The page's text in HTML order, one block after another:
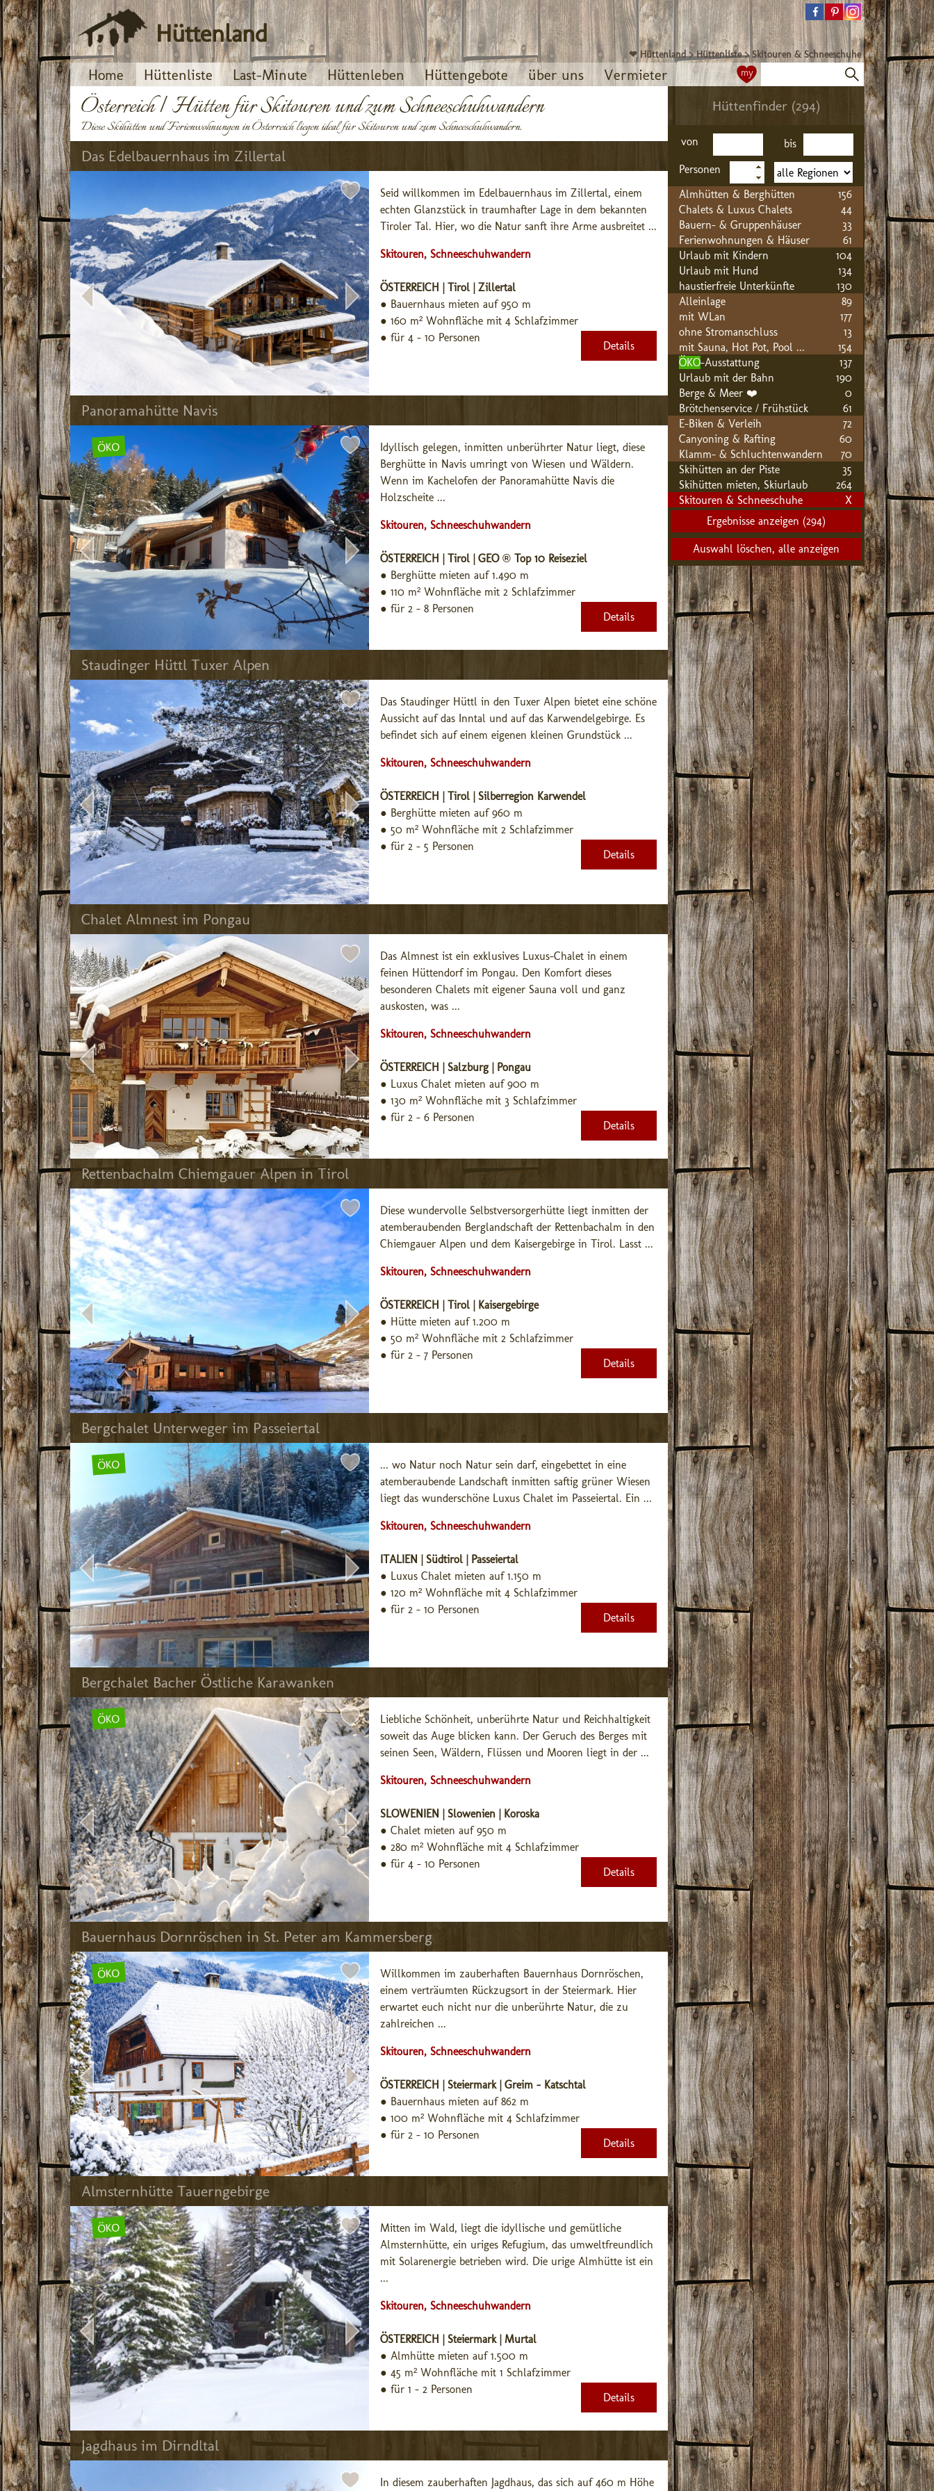
❤ Hüttenland >Hüttenliste >Skitouren & Schneeschuhe
Hüttenland
Home Hüttenliste Last-Minute Hüttenleben Hüttengebote über uns Vermieter my
Österreich | Hütten für Skitouren und zum Schneeschuhwandern
Diese Skihütten und Ferienwohnungen in Österreich liegen ideal für Skitouren und zum Schneeschuhwandern.
Das Edelbauernhaus im Zillertal
Seid willkommen im Edelbauernhaus im Zillertal, einem
echten Glanzstück in traumhafter Lage in dem bekannten
Tiroler Tal. Hier, wo die Natur sanft ihre Arme ausbreitet ...
Skitouren, Schneeschuhwandern
ÖSTERREICH | Tirol | Zillertal
● Bauernhaus mieten auf 950 m
● 160 m² Wohnfläche mit 4 Schlafzimmer
● für 4 - 10 Personen
Details
Panoramahütte Navis
ÖKO
Idyllisch gelegen, inmitten unberührter Natur liegt, diese
Berghütte in Navis umringt von Wiesen und Wäldern.
Wenn im Kachelofen der Panoramahütte Navis die
Holzscheite ...
Skitouren, Schneeschuhwandern
ÖSTERREICH | Tirol | GEO ® Top 10 Reiseziel
● Berghütte mieten auf 1.490 m
● 110 m² Wohnfläche mit 2 Schlafzimmer
● für 2 - 8 Personen
Details
Staudinger Hüttl Tuxer Alpen
Das Staudinger Hüttl in den Tuxer Alpen bietet eine schöne
Aussicht auf das Inntal und auf das Karwendelgebirge. Es
befindet sich auf einem eigenen kleinen Grundstück ...
Skitouren, Schneeschuhwandern
ÖSTERREICH | Tirol | Silberregion Karwendel
● Berghütte mieten auf 960 m
● 50 m² Wohnfläche mit 2 Schlafzimmer
● für 2 - 5 Personen
Details
Chalet Almnest im Pongau
Das Almnest ist ein exklusives Luxus-Chalet in einem
feinen Hüttendorf im Pongau. Den Komfort dieses
besonderen Chalets mit eigener Sauna voll und ganz
auskosten, was ...
Skitouren, Schneeschuhwandern
ÖSTERREICH | Salzburg | Pongau
● Luxus Chalet mieten auf 900 m
● 130 m² Wohnfläche mit 3 Schlafzimmer
● für 2 - 6 Personen
Details
Rettenbachalm Chiemgauer Alpen in Tirol
Diese wundervolle Selbstversorgerhütte liegt inmitten der
atemberaubenden Berglandschaft der Rettenbachalm in den
Chiemgauer Alpen und dem Kaisergebirge in Tirol. Lasst ...
Skitouren, Schneeschuhwandern
ÖSTERREICH | Tirol | Kaisergebirge
● Hütte mieten auf 1.200 m
● 50 m² Wohnfläche mit 2 Schlafzimmer
● für 2 - 7 Personen
Details
Bergchalet Unterweger im Passeiertal
ÖKO
... wo Natur noch Natur sein darf, eingebettet in eine
atemberaubende Landschaft inmitten saftig grüner Wiesen
liegt das wunderschöne Luxus Chalet im Passeiertal. Ein ...
Skitouren, Schneeschuhwandern
ITALIEN | Südtirol | Passeiertal
● Luxus Chalet mieten auf 1.150 m
● 120 m² Wohnfläche mit 4 Schlafzimmer
● für 2 - 10 Personen
Details
Bergchalet Bacher Östliche Karawanken
ÖKO
Liebliche Schönheit, unberührte Natur und Reichhaltigkeit
soweit das Auge blicken kann. Der Geruch des Berges mit
seinen Seen, Wäldern, Flüssen und Mooren liegt in der ...
Skitouren, Schneeschuhwandern
SLOWENIEN | Slowenien | Koroska
● Chalet mieten auf 950 m
● 280 m² Wohnfläche mit 4 Schlafzimmer
● für 4 - 10 Personen
Details
Bauernhaus Dornröschen in St. Peter am Kammersberg
ÖKO
Willkommen im zauberhaften Bauernhaus Dornröschen,
einem verträumten Rückzugsort in der Steiermark. Hier
erwartet euch nicht nur die unberührte Natur, die zu
zahlreichen ...
Skitouren, Schneeschuhwandern
ÖSTERREICH | Steiermark | Greim - Katschtal
● Bauernhaus mieten auf 862 m
● 100 m² Wohnfläche mit 4 Schlafzimmer
● für 2 - 10 Personen
Details
Almsternhütte Tauerngebirge
ÖKO
Mitten im Wald, liegt die idyllische und gemütliche
Almsternhütte, ein uriges Refugium, das umweltfreundlich
mit Solarenergie betrieben wird. Die urige Almhütte ist ein
...
Skitouren, Schneeschuhwandern
ÖSTERREICH | Steiermark | Murtal
● Almhütte mieten auf 1.500 m
● 45 m² Wohnfläche mit 1 Schlafzimmer
● für 1 - 2 Personen
Details
Jagdhaus im Dirndltal
In diesem zauberhaften Jagdhaus, das sich auf 460 m Höhe
Hüttenfinder (294)
von
bis
Personen
Almhütten & Berghütten
156
Chalets & Luxus Chalets
44
Bauern- & Gruppenhäuser
33
Ferienwohnungen & Häuser
61
Urlaub mit Kindern
104
Urlaub mit Hund
134
haustierfreie Unterkünfte
130
Alleinlage
89
mit WLan
177
ohne Stromanschluss
13
mit Sauna, Hot Pot, Pool ...
154
ÖKO-Ausstattung
137
Urlaub mit der Bahn
190
Berge & Meer ❤️
0
Brötchenservice / Frühstück
61
E-Biken & Verleih
72
Canyoning & Rafting
60
Klamm- & Schluchtenwandern
70
Skihütten an der Piste
35
Skihütten mieten, Skiurlaub
264
Skitouren & Schneeschuhe
X